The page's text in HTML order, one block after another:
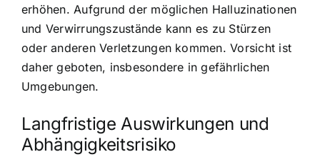
erhöhen. Aufgrund der möglichen Halluzinationen
und Verwirrungszustände kann es zu Stürzen
oder anderen Verletzungen kommen. Vorsicht ist
daher geboten, insbesondere in gefährlichen
Umgebungen.
Langfristige Auswirkungen und
Abhängigkeitsrisiko